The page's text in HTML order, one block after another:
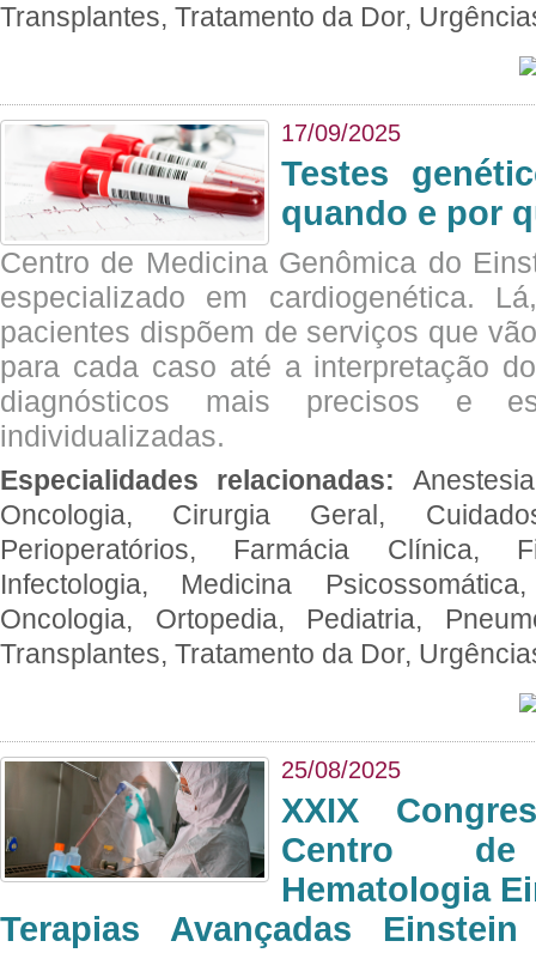
Transplantes, Tratamento da Dor,
17/09/2025
Testes
quando e por
Centro de Medicina Genômica do
especializado em cardiogenética.
pacientes dispõem de serviços que
para cada caso até a interpretação
diagnósticos mais precisos e
individualizadas.
Especialidades relacionadas:
Oncologia, Cirurgia Geral,
Perioperatórios, Farmácia Clínica,
Infectologia, Medicina
Oncologia, Ortopedia, Pediatria,
Transplantes, Tratamento da Dor,
25/08/2025
XXIX
Centro
Hematologia
Terapias Avançadas